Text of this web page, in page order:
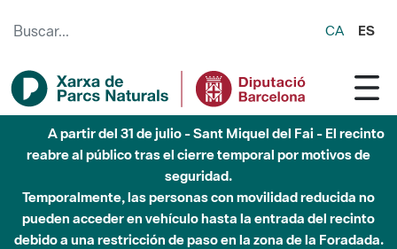
CA ES
A partir del 31 de julio - Sant Miquel del Fai - El recinto
reabre al público tras el cierre temporal por motivos de
seguridad.
Temporalmente, las personas con movilidad reducida no
pueden acceder en vehículo hasta la entrada del recinto
debido a una restricción de paso en la zona de la Foradada.